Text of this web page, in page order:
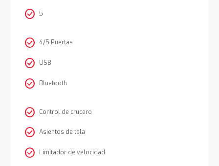
check_circle 5
check_circle 4/5 Puertas
check_circle USB
check_circle Bluetooth
check_circle Control de crucero
check_circle Asientos de tela
check_circle Limitador de velocidad